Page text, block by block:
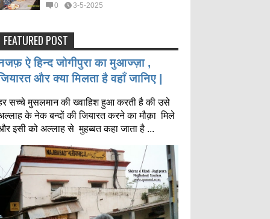
0 3-5-2025
FEATURED POST
ऐ हिन्द जोगीपुरा का मुआज्ज़ा ,
और क्या मिलता है वहाँ जानिए |
सच्चे मुसलमान की ख्वाहिश हुआ करती है की उसे
के नेक बन्दों की जियारत करने का मौक़ा मिले
इसी को अल्लाह से मुहब्बत कहा जाता है ...